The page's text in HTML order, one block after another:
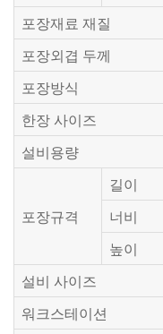
포장재료 재질
포장외겹 두께
포장방식
한장 사이즈
설비용량
포장규격
길이
너비
높이
설비 사이즈
워크스테이션